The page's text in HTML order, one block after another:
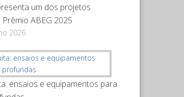
um dos projetos
ABEG 2025
2026
ensaios e equipamentos para